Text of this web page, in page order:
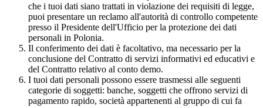
che i tuoi dati siano trattati in violazione dei requisiti di legge,
puoi presentare un reclamo all'autorità di controllo competente
presso il Presidente dell'Ufficio per la protezione dei dati
personali in Polonia.
Il conferimento dei dati è facoltativo, ma necessario per la
conclusione del Contratto di servizi informativi ed educativi e
del Contratto relativo al conto demo.
I tuoi dati personali possono essere trasmessi alle seguenti
categorie di soggetti: banche, soggetti che offrono servizi di
pagamento rapido, società appartenenti al gruppo di cui fa